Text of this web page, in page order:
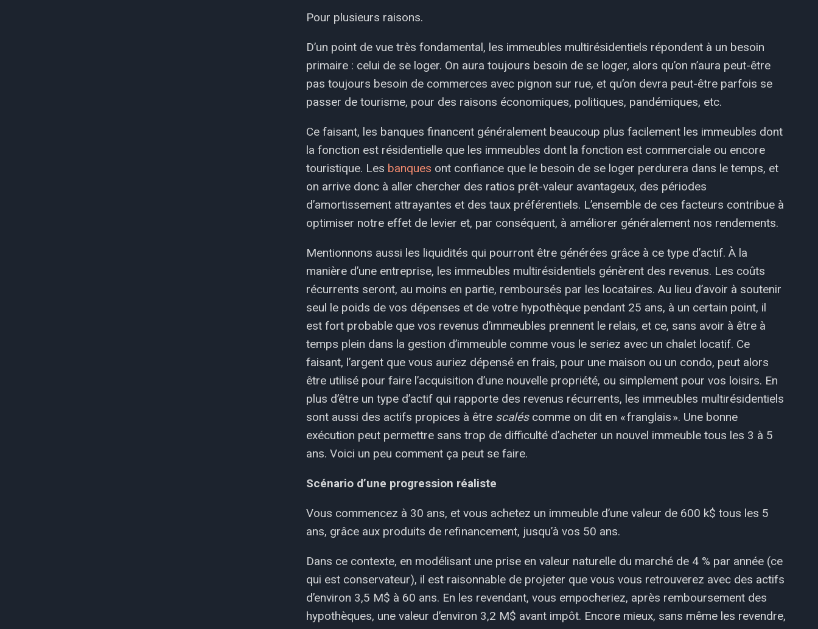
Pour plusieurs raisons.
D’un point de vue très fondamental, les immeubles multirésidentiels répondent à un besoin
primaire : celui de se loger. On aura toujours besoin de se loger, alors qu’on n’aura peut-être
pas toujours besoin de commerces avec pignon sur rue, et qu’on devra peut-être parfois se
passer de tourisme, pour des raisons économiques, politiques, pandémiques, etc.
Ce faisant, les banques financent généralement beaucoup plus facilement les immeubles dont
la fonction est résidentielle que les immeubles dont la fonction est commerciale ou encore
touristique. Les banques ont confiance que le besoin de se loger perdurera dans le temps, et
on arrive donc à aller chercher des ratios prêt-valeur avantageux, des périodes
d’amortissement attrayantes et des taux préférentiels. L’ensemble de ces facteurs contribue à
optimiser notre effet de levier et, par conséquent, à améliorer généralement nos rendements.
Mentionnons aussi les liquidités qui pourront être générées grâce à ce type d’actif. À la
manière d’une entreprise, les immeubles multirésidentiels génèrent des revenus. Les coûts
récurrents seront, au moins en partie, remboursés par les locataires. Au lieu d’avoir à soutenir
seul le poids de vos dépenses et de votre hypothèque pendant 25 ans, à un certain point, il
est fort probable que vos revenus d’immeubles prennent le relais, et ce, sans avoir à être à
temps plein dans la gestion d’immeuble comme vous le seriez avec un chalet locatif. Ce
faisant, l’argent que vous auriez dépensé en frais, pour une maison ou un condo, peut alors
être utilisé pour faire l’acquisition d’une nouvelle propriété, ou simplement pour vos loisirs. En
plus d’être un type d’actif qui rapporte des revenus récurrents, les immeubles multirésidentiels
sont aussi des actifs propices à être scaléscomme on dit en « franglais ». Une bonne
exécution peut permettre sans trop de difficulté d’acheter un nouvel immeuble tous les 3 à 5
ans. Voici un peu comment ça peut se faire.
Scénario d’une progression réaliste
Vous commencez à 30 ans, et vous achetez un immeuble d’une valeur de 600 k$ tous les 5
ans, grâce aux produits de refinancement, jusqu’à vos 50 ans.
Dans ce contexte, en modélisant une prise en valeur naturelle du marché de 4 % par année (ce
qui est conservateur), il est raisonnable de projeter que vous vous retrouverez avec des actifs
d’environ 3,5 M$ à 60 ans. En les revendant, vous empocheriez, après remboursement des
hypothèques, une valeur d’environ 3,2 M$ avant impôt. Encore mieux, sans même les revendre,